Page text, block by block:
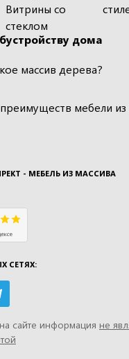
Витрины со
стеклом
дома
массив дерева?
мебели из
- МЕБЕЛЬ ИЗ МАССИВА
СЕТЯХ:
сайте информация не